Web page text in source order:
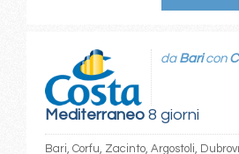
Mediterraneo8 giorni
da Baricon
Bari, Corfu, Zacinto, Argostoli,